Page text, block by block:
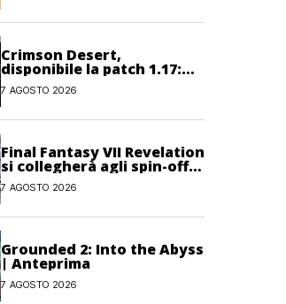
Crimson Desert,
disponibile la patch 1.17:
correzioni per sfide,
combattimento e
7 AGOSTO 2026
Final Fantasy VII Revelation
si collegherà agli spin-off
di FF7: Hamaguchi non si
pone limiti
7 AGOSTO 2026
Grounded 2: Into the Abyss
| Anteprima
7 AGOSTO 2026